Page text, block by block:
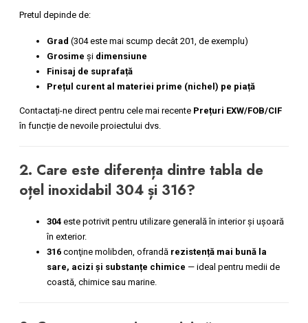
Pretul depinde de:
Grad (304 este mai scump decât 201, de exemplu)
Grosime şi dimensiune
Finisaj de suprafață
Prețul curent al materiei prime (nichel) pe piață
Contactați-ne direct pentru cele mai recente Prețuri EXW/FOB/CIF
în funcție de nevoile proiectului dvs.
2. Care este diferența dintre tabla de
oțel inoxidabil 304 și 316?
304 este potrivit pentru utilizare generală în interior și ușoară
în exterior.
316 conţine molibden, ofrandă rezistență mai bună la
sare, acizi și substanțe chimice — ideal pentru medii de
coastă, chimice sau marine.